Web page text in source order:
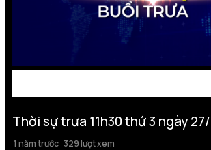
Thời sự trưa 11h30 thứ 3 ngày
1 năm trước 329 lượt xem